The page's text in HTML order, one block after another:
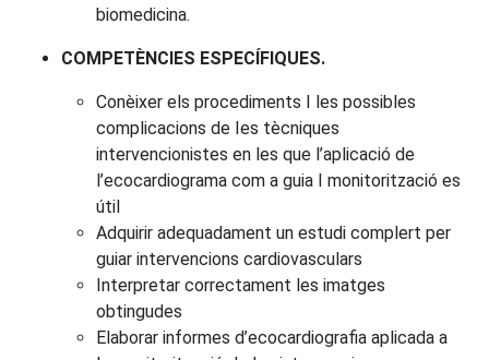
biomedicina.
COMPETÈNCIES ESPECÍFIQUES.
Conèixer els procediments I les possibles
complicacions de Ies tècniques
intervencionistes en les que l’aplicació de
l’ecocardiograma com a guia I monitorització es
útil
Adquirir adequadament un estudi complert per
guiar intervencions cardiovasculars
Interpretar correctament les imatges
obtingudes
Elaborar informes d’ecocardiografia aplicada a